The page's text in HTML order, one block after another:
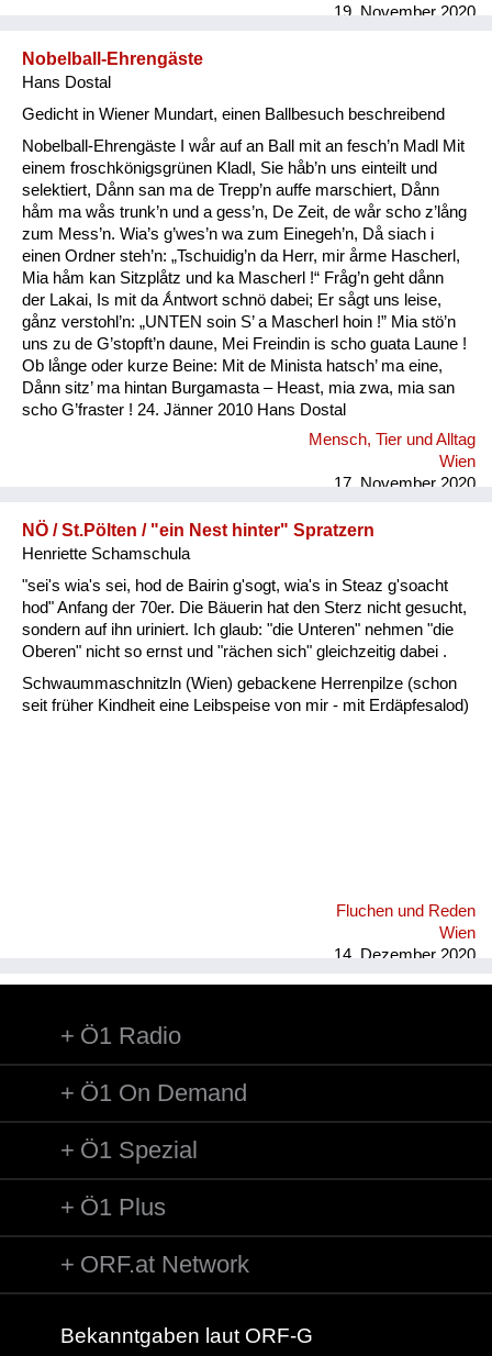
19. November 2020
Nobelball-Ehrengäste
Hans Dostal
Gedicht in Wiener Mundart, einen Ballbesuch beschreibend
Nobelball-Ehrengäste I wår auf an Ball mit an fesch’n Madl Mit
einem froschkönigsgrünen Kladl, Sie håb’n uns einteilt und
selektiert, Dånn san ma de Trepp’n auffe marschiert, Dånn
håm ma wås trunk’n und a gess’n, De Zeit, de wår scho z’lång
zum Mess’n. Wia’s g’wes’n wa zum Einegeh’n, Då siach i
einen Ordner steh’n: „Tschuidig’n da Herr, mir årme Hascherl,
Mia håm kan Sitzplåtz und ka Mascherl !“ Fråg’n geht dånn
der Lakai, Is mit da Ǻntwort schnö dabei; Er sågt uns leise,
gånz verstohl’n: „UNTEN soin S’ a Mascherl hoin !” Mia stö’n
uns zu de G’stopft’n daune, Mei Freindin is scho guata Laune !
Ob långe oder kurze Beine: Mit de Minista hatsch’ ma eine,
Dånn sitz’ ma hintan Burgamasta – Heast, mia zwa, mia san
scho G’fraster ! 24. Jänner 2010 Hans Dostal
Mensch, Tier und Alltag
Wien
17. November 2020
NÖ / St.Pölten / "ein Nest hinter" Spratzern
Henriette Schamschula
"sei's wia's sei, hod de Bairin g'sogt, wia's in Steaz g'soacht
hod" Anfang der 70er. Die Bäuerin hat den Sterz nicht gesucht,
sondern auf ihn uriniert. Ich glaub: "die Unteren" nehmen "die
Oberen" nicht so ernst und "rächen sich" gleichzeitig dabei .
Schwaummaschnitzln (Wien) gebackene Herrenpilze (schon
seit früher Kindheit eine Leibspeise von mir - mit Erdäpfesalod)
Fluchen und Reden
Wien
14. Dezember 2020
Ö1 Radio
Ö1 On Demand
Ö1 Spezial
Ö1 Plus
ORF.at Network
Bekanntgaben laut ORF-G